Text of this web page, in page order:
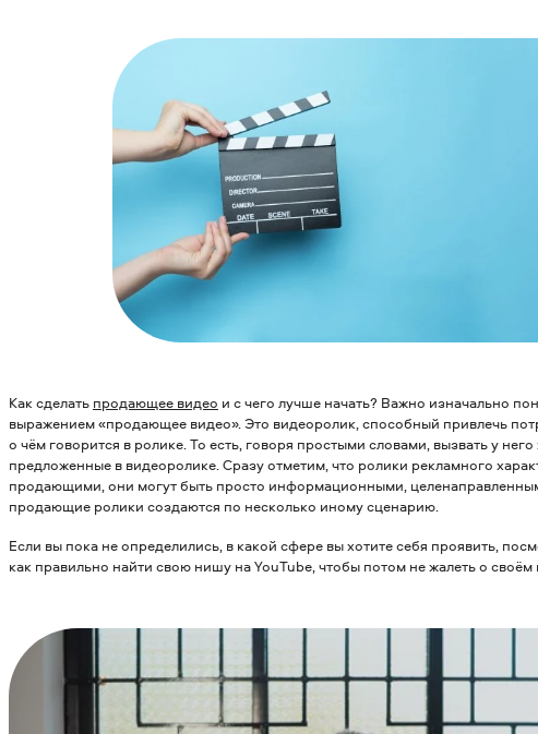
Как сделать продающее видео и с чего лучше начать? Важно изначально
выражением «продающее видео». Это видеоролик, способный привлечь
о чём говорится в ролике. То есть, говоря простыми словами, вызвать у
предложенные в видеоролике. Сразу отметим, что ролики рекламного
продающими, они могут быть просто информационными,
продающие ролики создаются по несколько иному сценарию.
Если вы пока не определились, в какой сфере вы хотите себя проявить,
как правильно найти свою нишу на YouTube, чтобы потом не жалеть о